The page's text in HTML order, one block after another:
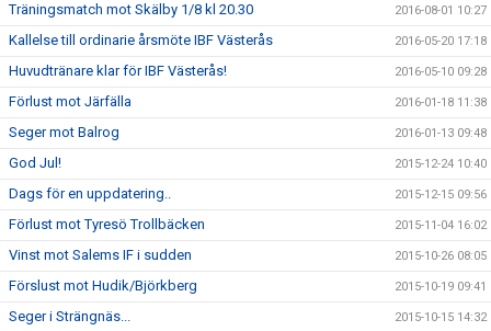
Träningsmatch mot Skälby 1/8 kl 20.30 2016-08-01 10:27
Kallelse till ordinarie årsmöte IBF Västerås 2016-05-20 17:18
Huvudtränare klar för IBF Västerås! 2016-05-10 09:28
Förlust mot Järfälla 2016-01-18 11:38
Seger mot Balrog 2016-01-13 09:48
God Jul! 2015-12-24 10:40
Dags för en uppdatering.. 2015-12-15 09:56
Förlust mot Tyresö Trollbäcken 2015-11-04 16:02
Vinst mot Salems IF i sudden 2015-10-26 08:05
Förslust mot Hudik/Björkberg 2015-10-19 09:41
Seger i Strängnäs... 2015-10-15 14:32